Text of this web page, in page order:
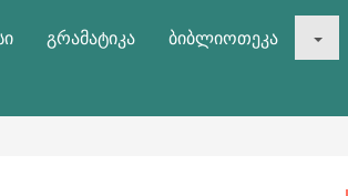
გრამატიკა ბიბლიოთეკა